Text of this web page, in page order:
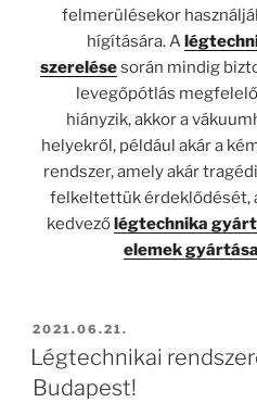
felmerülésekor
hígítására. A
szerelésesorán mindig
levegőpótlás
hiányzik, akkor a
helyekről, például akár a
rendszer, amely akár
felkeltettük érdeklődését,
kedvezőlégtechnika
elemek
BEKÜLDVE:
2021.06.21.
Légtechnikai
Budapest!